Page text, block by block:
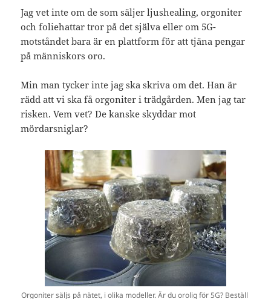
Jag vet inte om de som säljer ljushealing, orgoniter
och foliehattar tror på det själva eller om 5G-
motståndet bara är en plattform för att tjäna pengar
på människors oro.
Min man tycker inte jag ska skriva om det. Han är
rädd att vi ska få orgoniter i trädgården. Men jag tar
risken. Vem vet? De kanske skyddar mot
mördarsniglar?
Orgoniter säljs på nätet, i olika modeller. Är du orolig för 5G? Beställ